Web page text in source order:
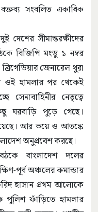
সংবলিত একাধিক
দেশের সীমান্তরক্ষীদের
বিজিপি মংডু ১ নম্বর
জেনারেল থুরা
ওই হামলার পর থেকেই
সেনাবাহিনীর নেতৃত্বে
ঘরবাড়ি পুড়ে গেছে।
আর ভয়ে ও আতঙ্কে
অনুপ্রবেশ করছে।
বাংলাদেশ দলের
পূর্ব অঞ্চলের কমান্ডার
হাসান প্রথম আলোকে
পুলিশ ফাঁড়িতে হামলার